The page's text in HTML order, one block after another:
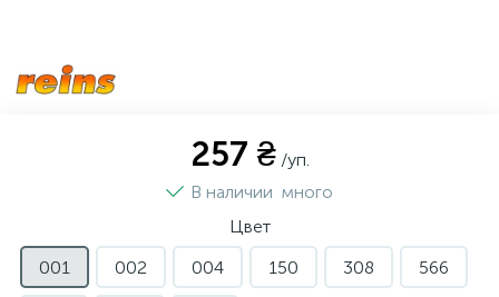
257 ₴ /уп.
В наличии много
Цвет
001
002 004 150 308 566